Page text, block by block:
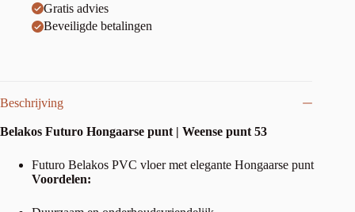
Gratis advies
Beveiligde betalingen
Beschrijving
Belakos Futuro Hongaarse punt | Weense punt 53
Futuro Belakos PVC vloer met elegante Hongaarse punt
Voordelen: